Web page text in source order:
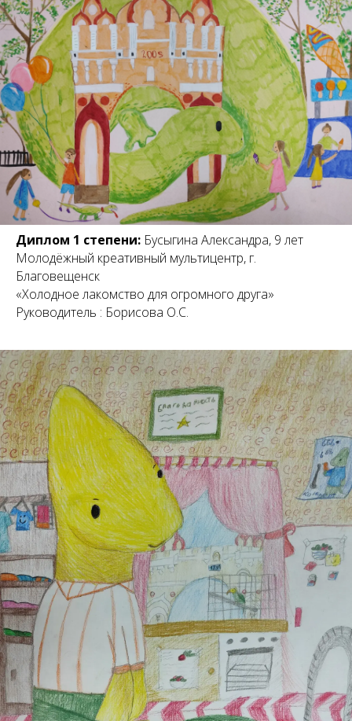
Диплом 1 степени: Бусыгина Александра, 9 лет
Молодёжный креативный мультицентр, г.
Благовещенск
«Холодное лакомство для огромного друга»
Руководитель : Борисова О.С.